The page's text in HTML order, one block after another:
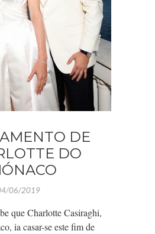
DE
DO
06/2019
que Charlotte Casiraghi,
ia casar-se este fim de